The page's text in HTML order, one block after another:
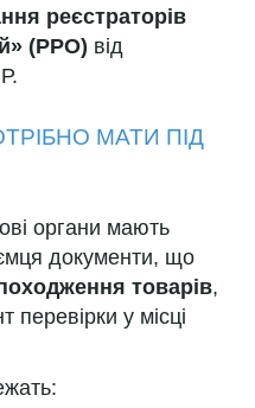
реєстраторів
(РРО) від
МАТИ ПІД
органи мають
документи, що
товарів,
перевірки у місці